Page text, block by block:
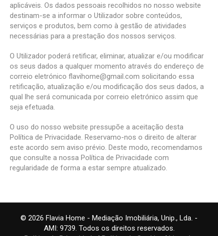
aplicáveis. Os dados pessoais recolhidos no nosso website
destinam-se a informar o Utilizador sobre conteúdos,
serviços e produtos, bem como à gestão de atividades
necessárias para a prestação dos nossos serviços.
O Utilizador poderá retificar, eliminar, atualizar e/ou modificar
os seus dados a qualquer momento através do endereço de
correio eletrónico flavihome@gmail.com solicitando essa
retificação, atualização e/ou modificação dos seus dados, a
qual lhe será comunicada por correio eletrónico assim que
seja efetuada.
O uso do nosso website pressupõe a aceitação desta
Política de Privacidade. Reservamo-nos o direito de alterar
este acordo sem aviso prévio. Deste modo, recomendamos
que consulte a nossa Política de Privacidade com
regularidade de forma a estar sempre atualizado.
© 2026 Flavia Home - Mediação Imobiliária, Unip., Lda. -
AMI: 9739. Todos os direitos reservados.